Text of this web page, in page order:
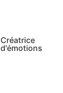
Créatrice
d'émotions